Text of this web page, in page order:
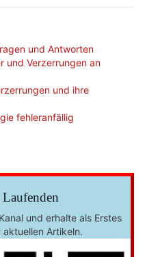
und Antworten
und Verzerrungen an
und ihre
fehleranfällig
und erhalte als Erstes
Artikeln.